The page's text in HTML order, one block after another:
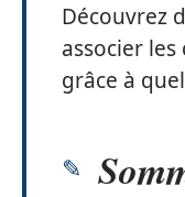
Découvrez
associer
grâce à